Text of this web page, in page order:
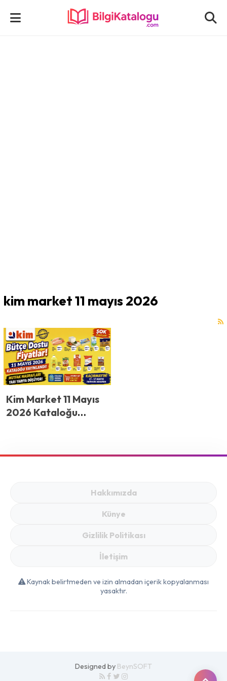
kim market 11 mayıs 2026
Kim Market 11 Mayıs
2026 Kataloğu
Düşüyor! Kim Market
Hakkımızda
Künye
Gizlilik Politikası
İletişim
Kaynak belirtmeden ve izin almadan içerik kopyalanması
yasaktır.
Designed by BeynSOFT